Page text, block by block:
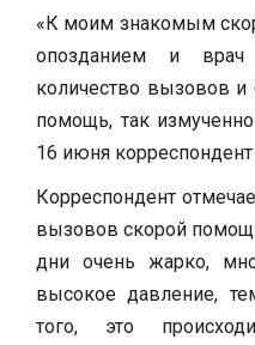
«К моим знакомым
опозданием и врач
количество вызовов и
помощь, так
16 июня
Корреспондент
вызовов скорой
дни очень жарко,
высокое давление,
того, это